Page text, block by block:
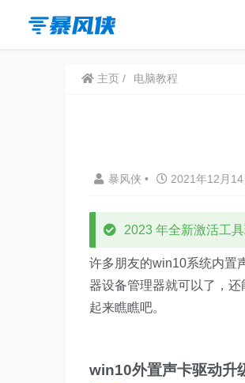
主页 电脑教程
暴风侠 • 2021年12月
2023 年全新激活工
许多朋友的win10系统内置
器设备管理器就可以了，
起来瞧瞧吧。
win10外置声卡驱动升